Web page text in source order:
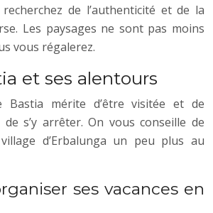
de l’authenticité et de la
Les paysages ne sont pas moins
vous régalerez.
et ses alentours
Bastia mérite d’être visitée et de
s’y arrêter. On vous conseille de
d’Erbalunga un peu plus au
ses vacances en